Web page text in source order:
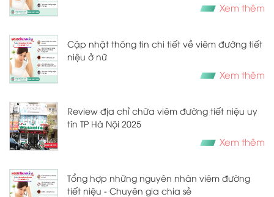
Xem thêm
Cập nhật thông tin chi tiết về viêm đường tiết
niệu ở nữ
Xem thêm
Review địa chỉ chữa viêm đường tiết niệu uy
tín TP Hà Nội 2025
Xem thêm
Tổng hợp những nguyên nhân viêm đường
tiết niệu - Chuyên gia chia sẻ